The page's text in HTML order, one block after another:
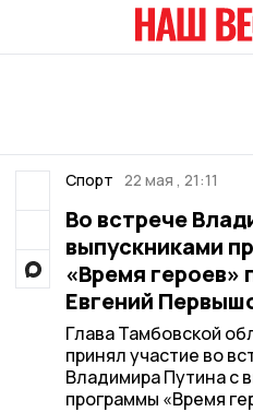
Спорт 22 мая , 21:11
Во встрече
выпускниками
«Время героев»
Евгений
Глава Тамбовской
принял участие во
Владимира Путина с
программы «Время